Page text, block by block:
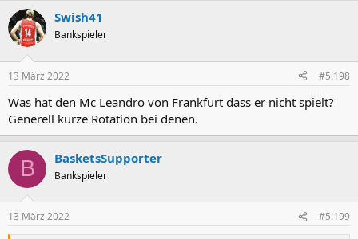
k
t
i
e
:
Swish41
Bankspieler
13 März 2022 #5.198
Was hat den Mc Leandro von Frankfurt dass er nicht spielt?
Generell kurze Rotation bei denen.
B BasketsSupporter
Bankspieler
13 März 2022 #5.199